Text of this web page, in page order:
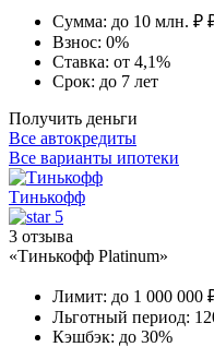
Сумма: до 10 млн. ₽
Взнос: 0%
Ставка: от 4,1%
Срок: до 7 лет
Получить деньги
Все автокредиты
Все варианты ипотеки
Тинькофф
5
3 отзыва
«Тинькофф Platinum»
Лимит: до 1 000 000
Льготный период:
Кэшбэк: до 30%